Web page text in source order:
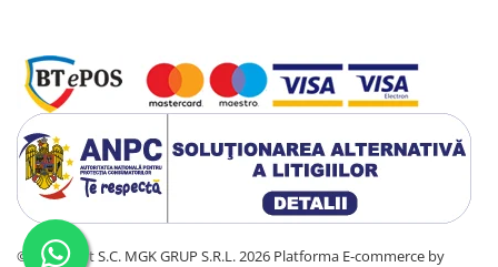
©Copyright S.C. MGK GRUP S.R.L. 2026 Platforma E-commerce by